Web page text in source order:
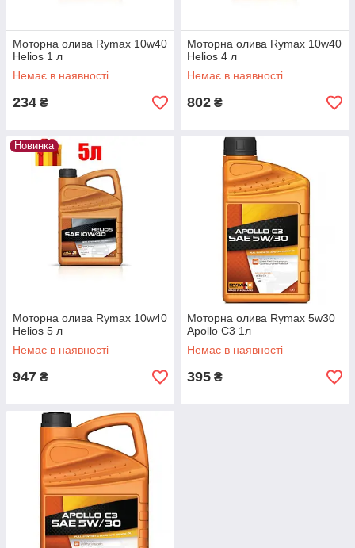
Моторна олива Rymax 10w40
Helios 1 л
Немає в наявності
234 ₴
Моторна олива Rymax 10w40
Helios 4 л
Немає в наявності
802 ₴
Новинка
Моторна олива Rymax 10w40
Helios 5 л
Немає в наявності
947 ₴
Моторна олива Rymax 5w30
Apollo C3 1л
Немає в наявності
395 ₴